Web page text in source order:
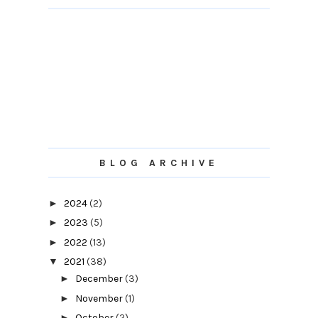
BLOG ARCHIVE
► 2024(2)
► 2023 (5)
► 2022 (13)
▼ 2021 (38)
► December(3)
► November(1)